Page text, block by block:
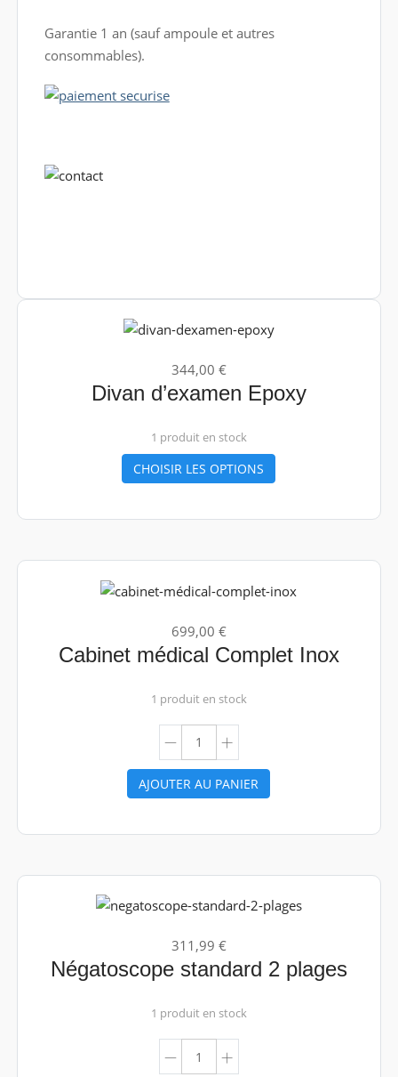
Garantie 1 an (sauf ampoule et autres
consommables).
344,00 €
Divan d’examen Epoxy
1 produit en stock
CHOISIR LES OPTIONS
699,00 €
Cabinet médical Complet Inox
1 produit en stock
AJOUTER AU PANIER
311,99 €
Négatoscope standard 2 plages
1 produit en stock